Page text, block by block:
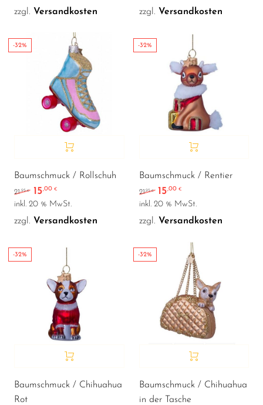
zzgl. Versandkosten zzgl. Versandkosten
-32%
Baumschmuck / Rollschuh
21,95€ Ursprünglicher Preis war: 21,95 €
15,00 € Aktueller Preis ist: 15,00 €.
inkl. 20 % MwSt.
zzgl. Versandkosten
-32%
Baumschmuck / Rentier
21,95€ Ursprünglicher Preis
15,00€
inkl. 20 % MwSt.
zzgl. Versandkosten
-32%
Baumschmuck / Chihuahua
Rot
-32%
Baumschmuck / Chihuahua
in der Tasche